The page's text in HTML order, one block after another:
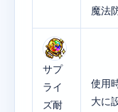
魔法
サプ
ライ
ズ耐
使用
大に